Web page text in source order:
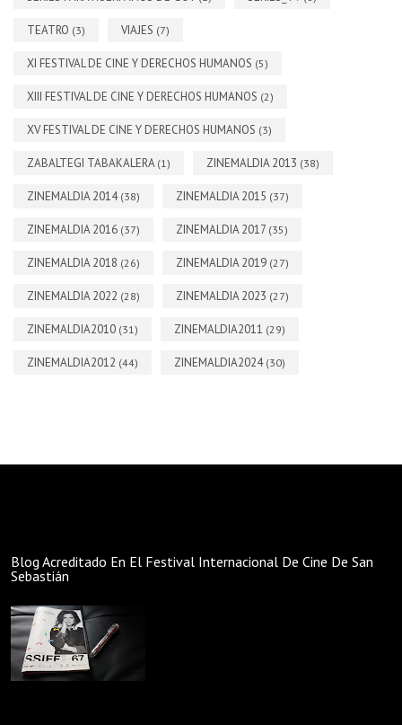
TEATRO (3) VIAJES (7)
XI FESTIVAL DE CINE Y DERECHOS HUMANOS (5)
XIII FESTIVAL DE CINE Y DERECHOS HUMANOS (2)
XV FESTIVAL DE CINE Y DERECHOS HUMANOS (3)
ZABALTEGI TABAKALERA (1) ZINEMALDIA 2013 (38)
ZINEMALDIA 2014 (38) ZINEMALDIA 2015 (37)
ZINEMALDIA 2016 (37) ZINEMALDIA 2017 (35)
ZINEMALDIA 2018 (26) ZINEMALDIA 2019 (27)
ZINEMALDIA 2022 (28) ZINEMALDIA 2023 (27)
ZINEMALDIA2010 (31) ZINEMALDIA2011 (29)
ZINEMALDIA2012 (44) ZINEMALDIA2024 (30)
Blog Acreditado En El Festival Internacional De Cine De San
Sebastián